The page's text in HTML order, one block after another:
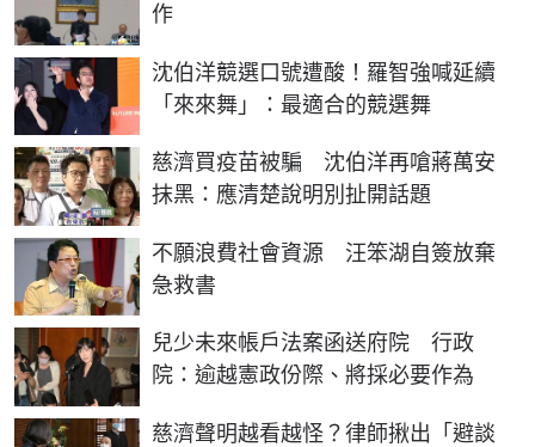
作
沈伯洋競選口號遭酸！羅智強喊延續
「來來舞」：最適合的競選舞
慈濟買疫苗被騙 沈伯洋再嗆蔣萬安
抹黑：應清楚說明別扯開話題
不願浪費社會資源 汪笨湖自簽放棄
急救書
兒少未來帳戶法案函送府院 行政
院：逾越憲政份際、將採必要作為
慈濟聲明越看越怪？律師揪出「避談